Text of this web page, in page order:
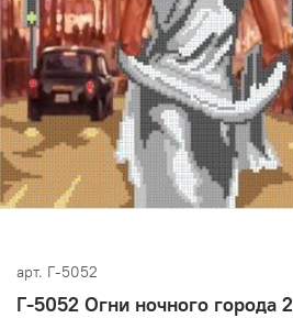
арт. Г-5052
Г-5052 Огни ночного города 2